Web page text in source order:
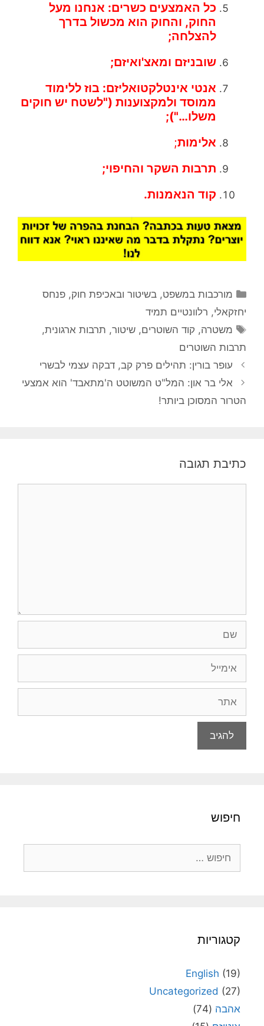
כל האמצעים כשרים: אנחנו מעל
החוק, והחוק הוא מכשול בדרך
להצלחה;
שובניזם ומאצ'ואיזם;
אנטי אינטלקטואליזם: בוז ללימוד
ממוסד ולמקצוענות ("לשטח יש חוקים
משלו…");
אלימות;
תרבות השקר והחיפוי;
קוד הנאמנות.
קטגוריות
מורכבות במשפט, בשיטור ובאכיפת חוק,פנחס
יחזקאלי, רלוונטיים תמיד
תגיות
משטרה, קוד השוטרים,שיטור, תרבות ארגונית,
תרבות השוטרים
עופר בורין: תהילים פרק קב, דבקה עצמי לבשרי
אלי בר און: המל"ט המשוטט ה'מתאבד' הוא אמצעי
הטרור המסוכן ביותר!
כתיבת תגובה
חיפוש
קטגוריות
English (19)
Uncategorized (27)
אהבה (74)